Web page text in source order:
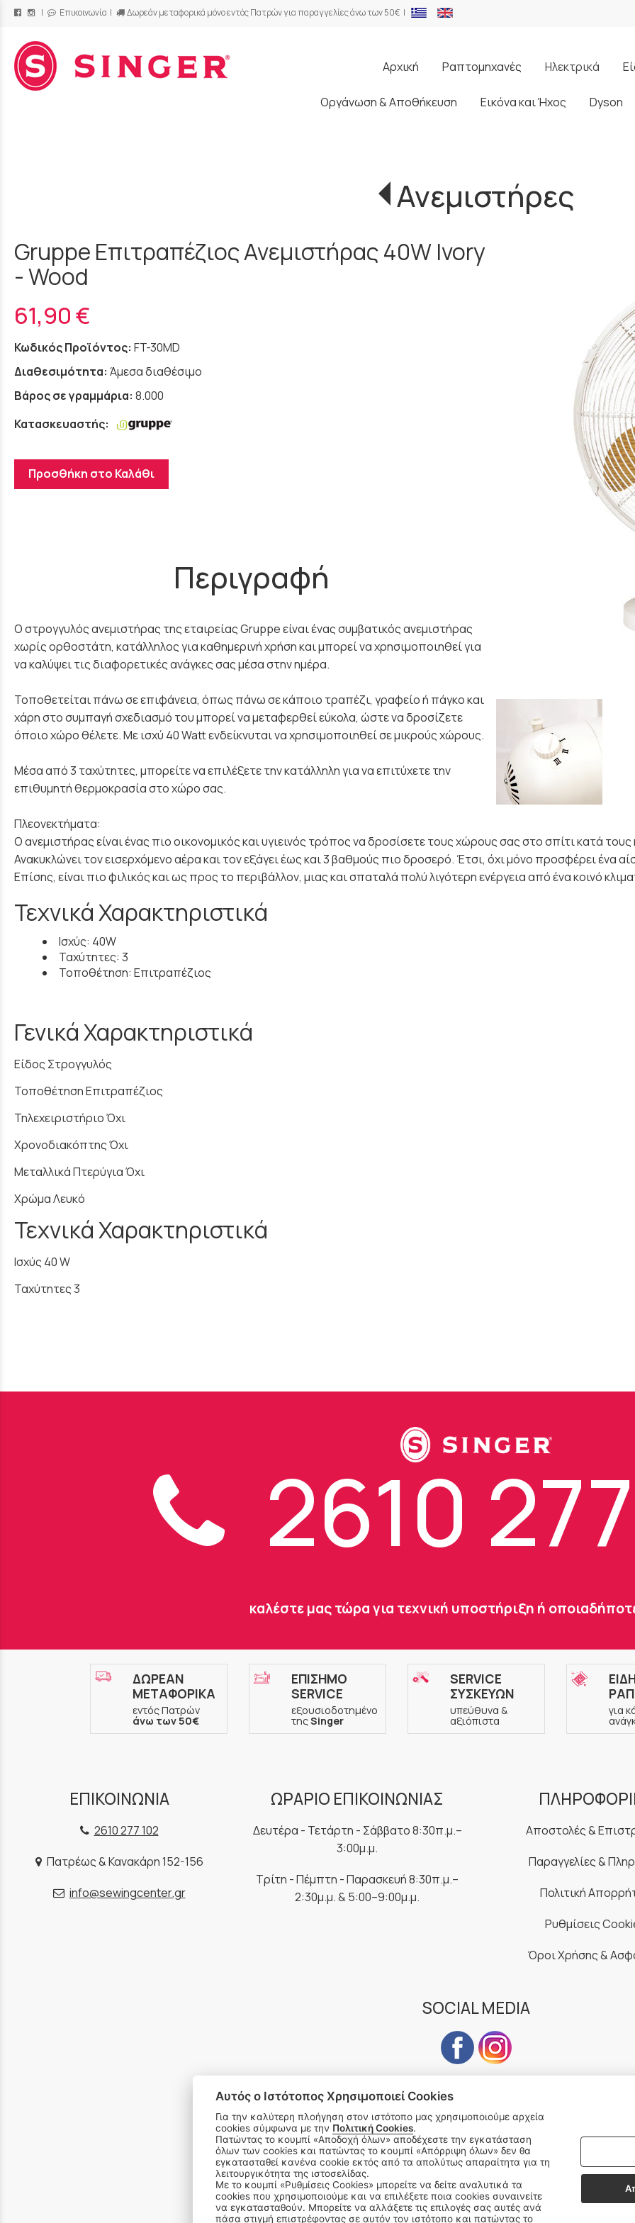
| Επικοινωνία | Δωρεάν μεταφορικά μόνο εντός Πατρών για παραγγελίες άνω των 50€ |
Αρχική
Ραπτομηχανές Ηλεκτρικά
Οργάνωση & Αποθήκευση Εικόνα και Ήχος Dyson
Ανεμιστήρες
Gruppe Επιτραπέζιος Ανεμιστήρας 40W Ivory
- Wood
61,90 €
Κωδικός Προϊόντος: FT-30MD
Διαθεσιμότητα: Άμεσα διαθέσιμο
Βάρος σε γραμμάρια: 8.000
Κατασκευαστής:
Προσθήκη στο Καλάθι
Περιγραφή
Ο στρογγυλός ανεμιστήρας της εταιρείας Gruppe είναι ένας συμβατικός ανεμιστήρας
χωρίς ορθοστάτη, κατάλληλος για καθημερινή χρήση και μπορεί να χρησιμοποιηθεί για
να καλύψει τις διαφορετικές ανάγκες σας μέσα στην ημέρα.
Τοποθετείται πάνω σε επιφάνεια, όπως πάνω σε κάποιο τραπέζι, γραφείο ή πάγκο και
χάρη στο συμπαγή σχεδιασμό του μπορεί να μεταφερθεί εύκολα, ώστε να δροσίζετε
όποιο χώρο θέλετε. Με ισχύ 40 Watt ενδείκνυται να χρησιμοποιηθεί σε μικρούς χώρους.
Μέσα από 3 ταχύτητες, μπορείτε να επιλέξετε την κατάλληλη για να επιτύχετε την
επιθυμητή θερμοκρασία στο χώρο σας.
Πλεονεκτήματα:
Ο ανεμιστήρας είναι ένας πιο οικονομικός και υγιεινός τρόπος να δροσίσετε τους χώρους σας στο σπίτι κατά τους
Ανακυκλώνει τον εισερχόμενο αέρα και τον εξάγει έως και 3 βαθμούς πιο δροσερό. Έτσι, όχι μόνο προσφέρει ένα
Επίσης, είναι πιο φιλικός και ως προς το περιβάλλον, μιας και σπαταλά πολύ λιγότερη ενέργεια από ένα κοινό
Τεχνικά Χαρακτηριστικά
Ισχύς: 40W
Ταχύτητες: 3
Τοποθέτηση: Επιτραπέζιος
Γενικά Χαρακτηριστικά
Είδος Στρογγυλός
Τοποθέτηση Επιτραπέζιος
Τηλεχειριστήριο Όχι
Χρονοδιακόπτης Όχι
Μεταλλικά Πτερύγια Όχι
Χρώμα Λευκό
Τεχνικά Χαρακτηριστικά
Ισχύς 40 W
Ταχύτητες 3
2610
καλέστε μας τώρα για τεχνική υποστήριξη ή
ΔΩΡΕΑΝ
ΜΕΤΑΦΟΡΙΚΑ
εντός Πατρών
άνω των 50€
ΕΠΙΣΗΜΟ
SERVICE
εξουσιοδοτημένο
τηςSinger
SERVICE
ΣΥΣΚΕΥΩΝ
υπεύθυνα &
αξιόπιστα
για
ΕΠΙΚΟΙΝΩΝΙΑ
2610 277 102
Πατρέως & Κανακάρη 152-156
info@sewingcenter.gr
ΩΡΑΡΙΟ ΕΠΙΚΟΙΝΩΝΙΑΣ
Δευτέρα - Τετάρτη - Σάββατο 8:30π.μ.–
3:00μ.μ.
Τρίτη - Πέμπτη - Παρασκευή 8:30π.μ.–
2:30μ.μ. & 5:00–9:00μ.μ.
Αποστολές &
Παραγγελίες &
Πολιτική
Ρυθμίσεις
Όροι Χρήσης &
SOCIAL MEDIA
Subscribe to our Newsletter
email address
Αυτός ο Ιστότοπος Χρησιμοποιεί Cookies
Για την καλύτερη πλοήγηση στον ιστότοπο μας χρησιμοποιούμε αρχεία
cookies σύμφωνα με την Πολιτική Cookies.
Πατώντας το κουμπί «Αποδοχή όλων» αποδέχεστε την εγκατάσταση
όλων των cookies και πατώντας το κουμπί «Απόρριψη όλων» δεν θα
εγκατασταθεί κανένα cookie εκτός από τα απολύτως απαραίτητα για τη
λειτουργικότητα της ιστοσελίδας.
Με το κουμπί «Ρυθμίσεις Cookies» μπορείτε να δείτε αναλυτικά τα
cookies που χρησιμοποιούμε και να επιλέξετε ποια cookies συναινείτε
να εγκατασταθούν. Μπορείτε να αλλάξετε τις επιλογές σας αυτές ανά
πάσα στιγμή επιστρέφοντας σε αυτόν τον ιστότοπο και πατώντας το